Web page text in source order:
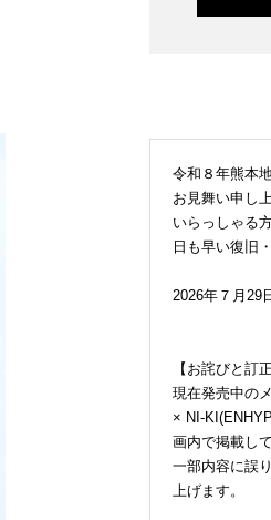
令和８年熊本
お見舞い申し
いらっしゃる
日も早い復旧
2026年７月
【お詫びと訂正
現在発売中の
× NI-
画内で掲載し
一部内容に誤
上げます。